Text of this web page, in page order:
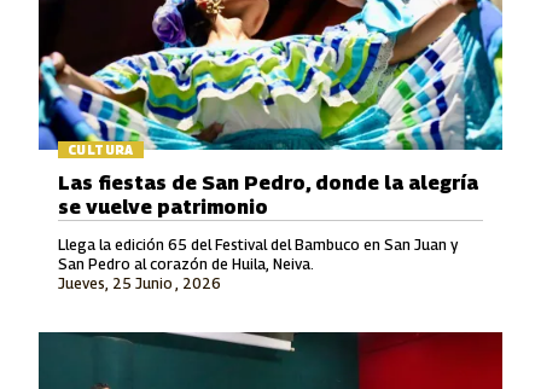
CULTURA
Jueves, 25 Junio , 2026
Las fiestas de San Pedro, donde la alegría
se vuelve patrimonio
Llega la edición 65 del Festival del Bambuco en San Juan y
San Pedro al corazón de Huila, Neiva.